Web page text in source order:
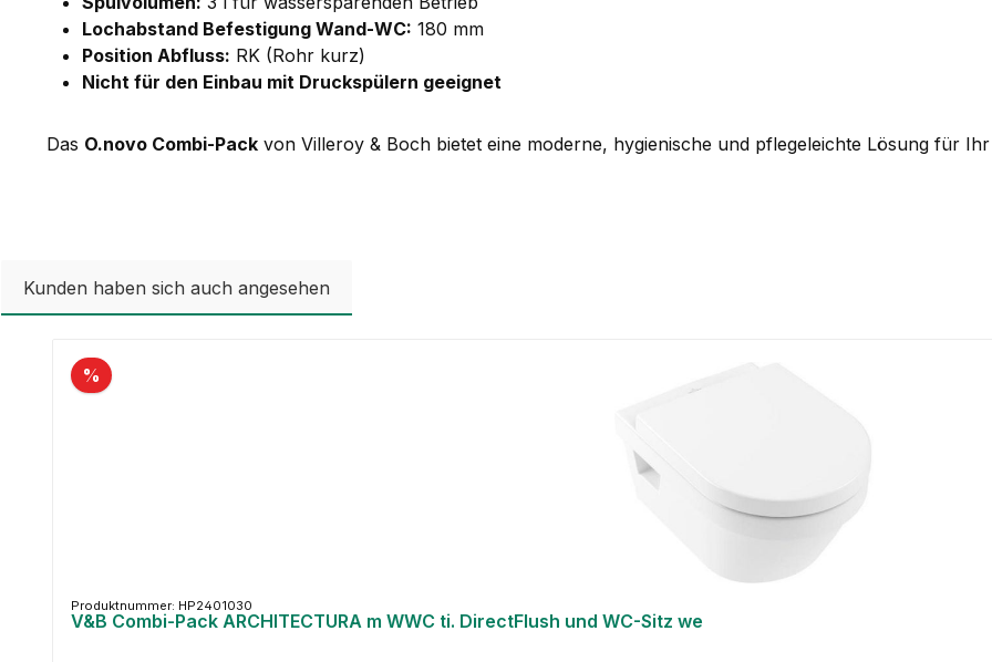
Lochabstand Befestigung Wand-WC: 180 mm
Position Abfluss: RK (Rohr kurz)
Nicht für den Einbau mit Druckspülern geeignet
Das O.novo Combi-Pack von Villeroy & Boch bietet eine moderne, hygienische und pflegeleichte Lösung für Ihr
Kunden haben sich auch angesehen
%
Produktnummer: HP2401030
V&B Combi-Pack ARCHITECTURA m WWC ti. DirectFlush und WC-Sitz we